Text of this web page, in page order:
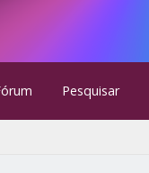
Pesquisar